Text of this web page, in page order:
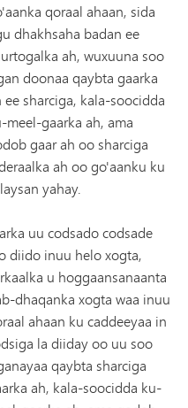
qoraal ahaan, sida
dhakhsaha badan ee
ah, wuxuuna soo
doonaa qaybta gaarka
ee sharciga, kala-soocidda
meel-gaarka ah, ama
gaar ah oo sharciga
ah oo go'aanku ku
yahay.
uu codsado codsade
diido inuu helo xogta,
u hoggaansanaanta
dhaqanka xogta waa inuu
ahaan ku caddeeyaa in
la diiday oo uu soo
qaybta sharciga
ah, kala-soocidda ku-